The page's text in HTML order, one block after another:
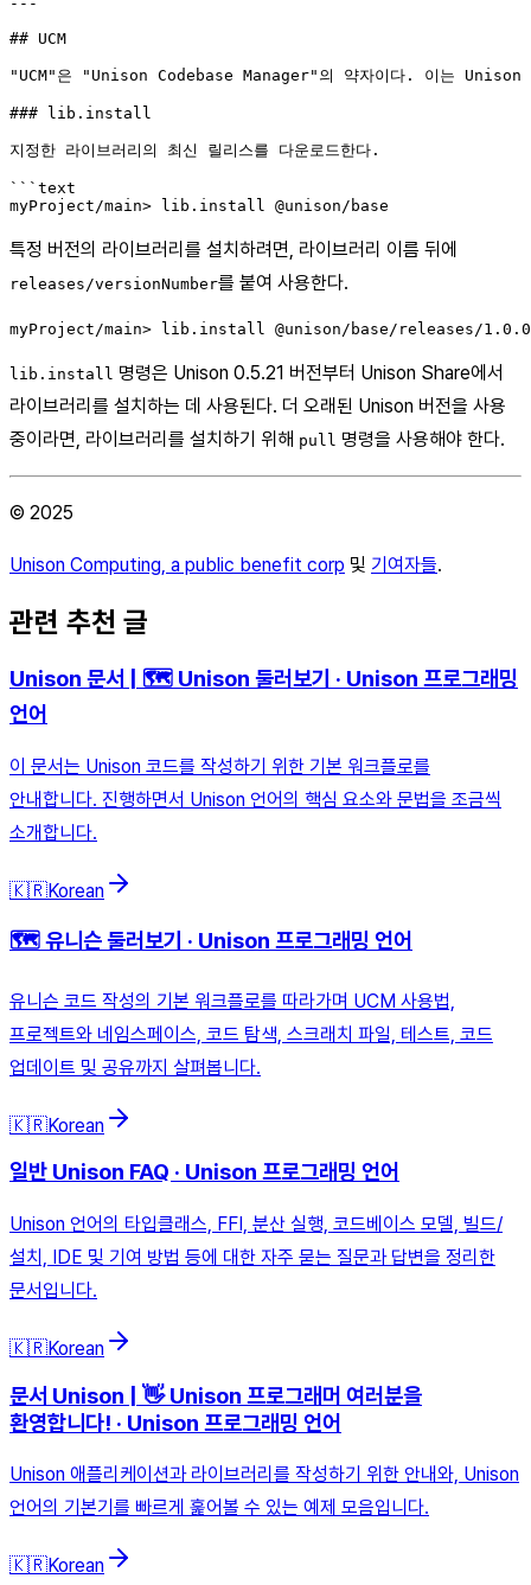
## UCM
"UCM"은 "Unison Codebase Manager"의 약자이다. 이는 Unison
### lib.install
지정한 라이브러리의 최신 릴리스를 다운로드한다.
```text
특정 버전의 라이브러리를 설치하려면, 라이브러리 이름 뒤에
releases/versionNumber를 붙여 사용한다.
myProject/main> lib.install @unison/base/releases/1.0.0
lib.install 명령은 Unison 0.5.21 버전부터 Unison Share에서
라이브러리를 설치하는 데 사용된다. 더 오래된 Unison 버전을 사용
중이라면, 라이브러리를 설치하기 위해 pull 명령을 사용해야 한다.
© 2025
Unison Computing, a public benefit corp 및 기여자들.
관련 추천 글
Unison 문서 | 🗺 Unison 둘러보기 · Unison 프로그래밍
언어
이 문서는 Unison 코드를 작성하기 위한 기본 워크플로를
안내합니다. 진행하면서 Unison 언어의 핵심 요소와 문법을 조금씩
소개합니다.
🇰🇷Korean
🗺 유니슨 둘러보기 · Unison 프로그래밍 언어
유니슨 코드 작성의 기본 워크플로를 따라가며 UCM 사용법,
프로젝트와 네임스페이스, 코드 탐색, 스크래치 파일, 테스트, 코드
업데이트 및 공유까지 살펴봅니다.
🇰🇷Korean
일반 Unison FAQ · Unison 프로그래밍 언어
Unison 언어의 타입클래스, FFI, 분산 실행, 코드베이스 모델, 빌드/
설치, IDE 및 기여 방법 등에 대한 자주 묻는 질문과 답변을 정리한
문서입니다.
🇰🇷Korean
문서 Unison | 👋 Unison 프로그래머 여러분을
환영합니다! · Unison 프로그래밍 언어
Unison 애플리케이션과 라이브러리를 작성하기 위한 안내와, Unison
언어의 기본기를 빠르게 훑어볼 수 있는 예제 모음입니다.
🇰🇷Korean